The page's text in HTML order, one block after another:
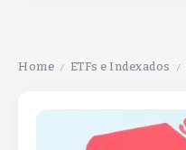
Home / ETFs e Indexados /